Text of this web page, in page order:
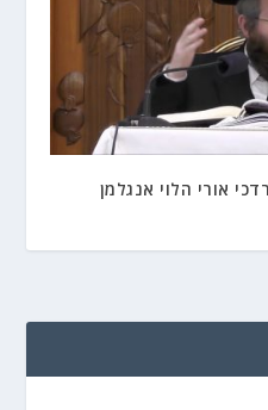
אורי הלוי אנגלמן